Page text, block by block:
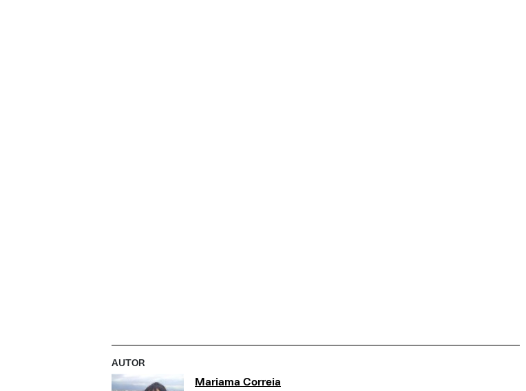
AUTOR
Mariama Correia